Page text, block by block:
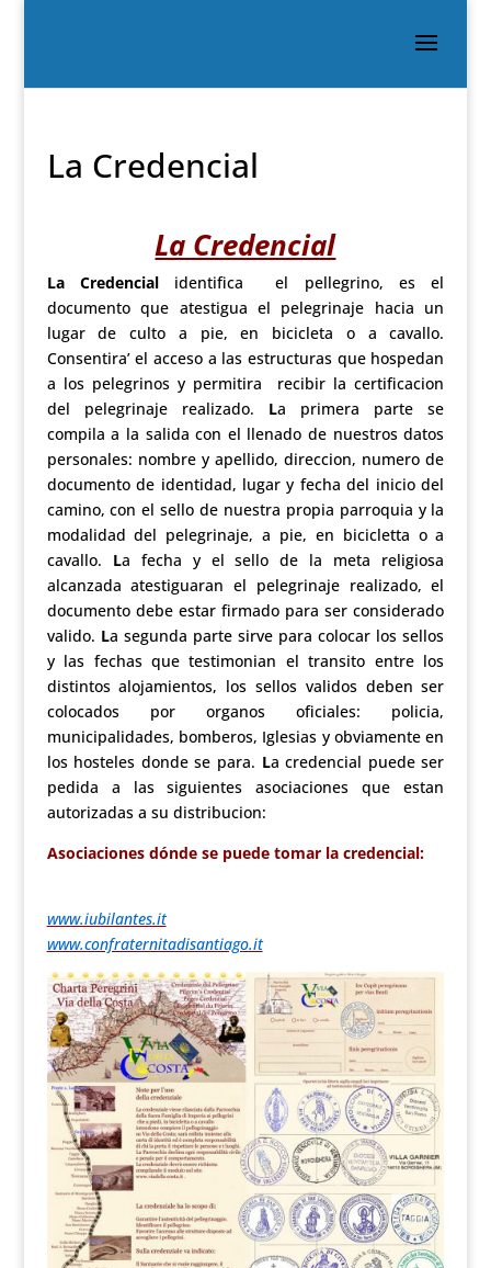
La Credencial
La Credencial
La Credencial identifica el pellegrino, es el
documento que atestigua el pelegrinaje hacia un
lugar de culto a pie, en bicicleta o a cavallo.
Consentira’ el acceso a las estructuras que hospedan
a los pelegrinos y permitira recibir la certificacion
del pelegrinaje realizado. La primera parte se
compila a la salida con el llenado de nuestros datos
personales: nombre y apellido, direccion, numero de
documento de identidad, lugar y fecha del inicio del
camino, con el sello de nuestra propia parroquia y la
modalidad del pelegrinaje, a pie, en bicicletta o a
cavallo. La fecha y el sello de la meta religiosa
alcanzada atestiguaran el pelegrinaje realizado, el
documento debe estar firmado para ser considerado
valido. La segunda parte sirve para colocar los sellos
y las fechas que testimonian el transito entre los
distintos alojamientos, los sellos validos deben ser
colocados por organos oficiales: policia,
municipalidades, bomberos, Iglesias y obviamente en
los hosteles donde se para. La credencial puede ser
pedida a las siguientes asociaciones que estan
autorizadas a su distribucion:
Asociaciones dónde se puede tomar la credencial:
www.iubilantes.it
www.confraternitadisantiago.it